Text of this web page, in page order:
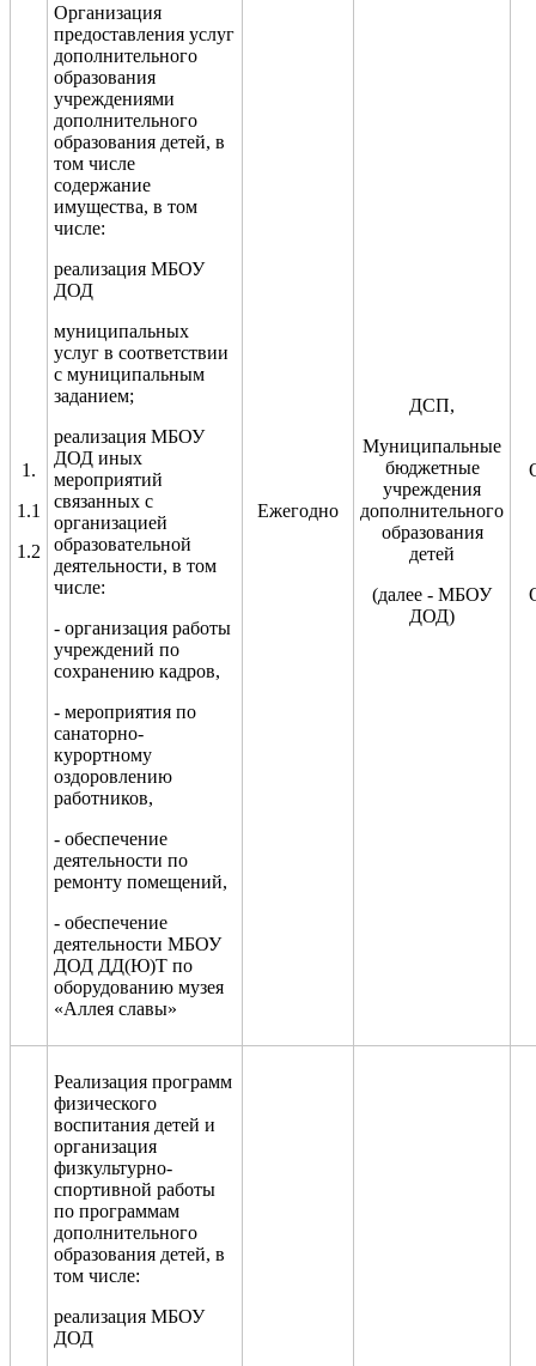
1.
1.1
1.2
Организация
предоставления услуг
дополнительного
образования
учреждениями
дополнительного
образования детей, в
том числе
содержание
имущества, в том
числе:
реализация МБОУ
ДОД
муниципальных
услуг в соответствии
с муниципальным
заданием;
реализация МБОУ
ДОД иных
мероприятий
связанных с
организацией
образовательной
деятельности, в том
числе:
- организация работы
учреждений по
сохранению кадров,
- мероприятия по
санаторно-
курортному
оздоровлению
работников,
- обеспечение
деятельности по
ремонту помещений,
- обеспечение
деятельности МБОУ
ДОД ДД(Ю)Т по
оборудованию музея
«Аллея славы»
Ежегодно
ДСП,
Муниципальные
бюджетные
учреждения
дополнительного
образования
детей
(далее - МБОУ
ДОД)
Реализация программ
физического
воспитания детей и
организация
физкультурно-
спортивной работы
по программам
дополнительного
образования детей, в
том числе:
реализация МБОУ
ДОД